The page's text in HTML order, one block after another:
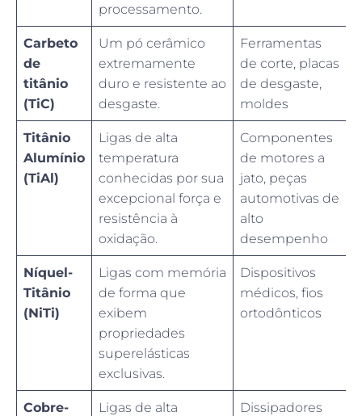
processamento.
Carbeto
de
titânio
(TiC)
Um pó cerâmico
extremamente
duro e resistente ao
desgaste.
Ferramentas
de corte, placas
de desgaste,
moldes
Titânio
Alumínio
(TiAl)
Ligas de alta
temperatura
conhecidas por sua
excepcional força e
resistência à
oxidação.
Componentes
de motores a
jato, peças
automotivas de
alto
desempenho
Níquel-
Titânio
(NiTi)
Ligas com memória
de forma que
exibem
propriedades
superelásticas
exclusivas.
Dispositivos
médicos, fios
ortodônticos
Cobre-
Ligas de alta
Dissipadores